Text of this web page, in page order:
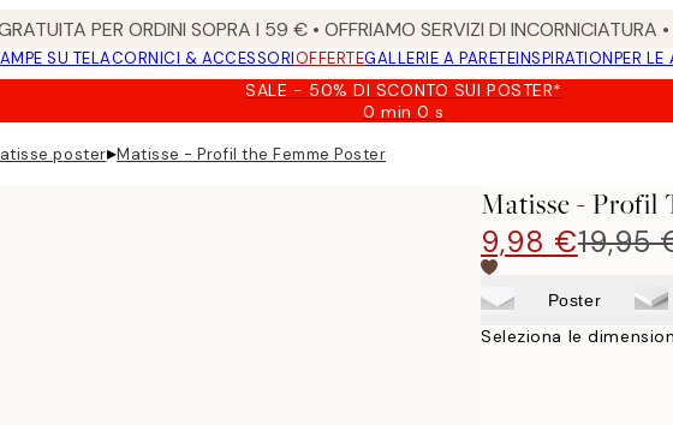
PER ORDINI SOPRA I 59 € • OFFRIAMO SERVIZI DI
SU TELACORNICI & ACCESSORIOFFERTEGALLERIE A PARETEINSPIRATIONPER LE
SALE - 50% DI SCONTO SUI POSTER*
0 min0 s
Valido
poster▸Matisse - Profil the Femme Poster
Matisse - Profil
9,98 €19,95
Poster
Seleziona le